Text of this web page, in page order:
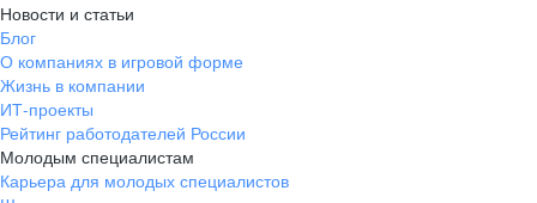
Новости и статьи
Блог
О компаниях в игровой форме
Жизнь в компании
ИТ-проекты
Рейтинг работодателей России
Молодым специалистам
Карьера для молодых специалистов